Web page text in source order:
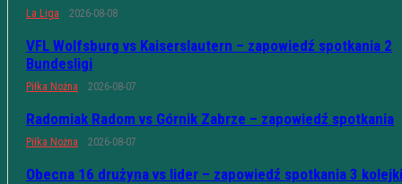
La Liga 2026-08-08
VFL Wolfsburg vs Kaiserslautern – zapowiedź spotkania 2
Bundesligi
Piłka Nożna 2026-08-07
Radomiak Radom vs Górnik Zabrze – zapowiedź spotkania
Piłka Nożna 2026-08-07
Obecna 16 drużyna vs lider – zapowiedź spotkania 3 kolejki